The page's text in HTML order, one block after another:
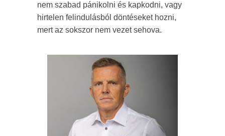
nem szabad pánikolni és kapkodni, vagy
hirtelen felindulásból döntéseket hozni,
mert az sokszor nem vezet sehova.